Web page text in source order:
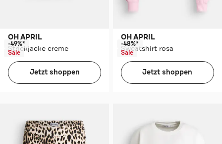
OH APRIL
Strickjacke creme
-49%*
Sale
Jetzt shoppen
OH APRIL
Sweatshirt rosa
-48%*
Sale
Jetzt shoppen